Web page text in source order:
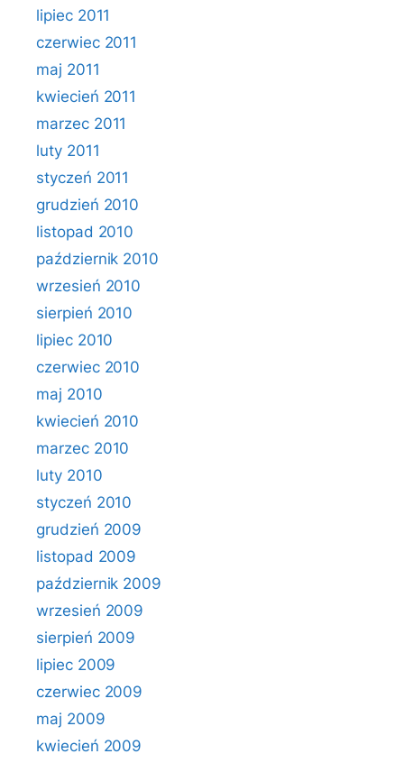
lipiec 2011
czerwiec 2011
maj 2011
kwiecień 2011
marzec 2011
luty 2011
styczeń 2011
grudzień 2010
listopad 2010
październik 2010
wrzesień 2010
sierpień 2010
lipiec 2010
czerwiec 2010
maj 2010
kwiecień 2010
marzec 2010
luty 2010
styczeń 2010
grudzień 2009
listopad 2009
październik 2009
wrzesień 2009
sierpień 2009
lipiec 2009
czerwiec 2009
maj 2009
kwiecień 2009